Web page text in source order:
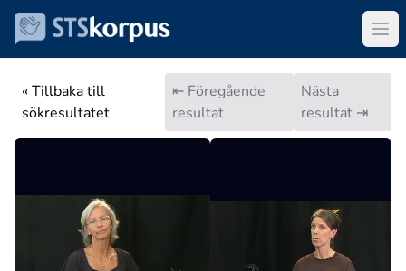
« Tillbaka till
sökresultatet
⇤ Föregående
resultat
Nästa
resultat ⇥